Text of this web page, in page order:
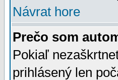
Návrat hore
Prečo som
Pokiaľ
prihlásený len